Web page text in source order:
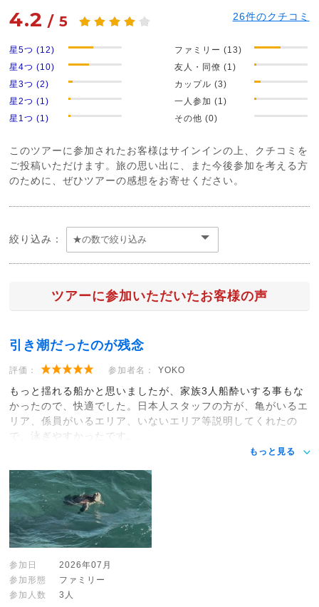
4.2 /5 26件のクチコミ
星5つ (12)
星4つ (10)
星3つ (2)
星2つ (1)
星1つ (1)
ファミリー (13)
友人・同僚 (1)
カップル (3)
一人参加 (1)
その他 (0)
このツアーに参加されたお客様はサインインの上、クチコミを
ご投稿いただけます。旅の思い出に、また今後参加を考える方
のために、ぜひツアーの感想をお寄せください。
絞り込み：
ツアーに参加いただいたお客様の声
引き潮だったのが残念
評価： 参加者名： YOKO
もっと揺れる船かと思いましたが、家族3人船酔いする事もな
かったので、快適でした。日本人スタッフの方が、亀がいるエ
リア、係員がいるエリア、いないエリア等説明してくれたの
で、泳ぎやすかったです。
もっと見る
参加日
2026年07月
参加形態
ファミリー
参加人数
3人